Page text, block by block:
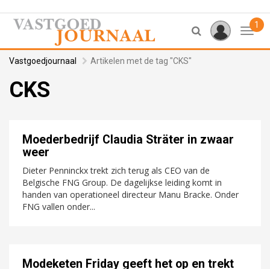
1
Vastgoedjournaal Artikelen met de tag "CKS"
CKS
Moederbedrijf Claudia Sträter in zwaar
weer
Dieter Penninckx trekt zich terug als CEO van de
Belgische FNG Group. De dagelijkse leiding komt in
handen van operationeel directeur Manu Bracke. Onder
FNG vallen onder...
Modeketen Friday geeft het op en trekt